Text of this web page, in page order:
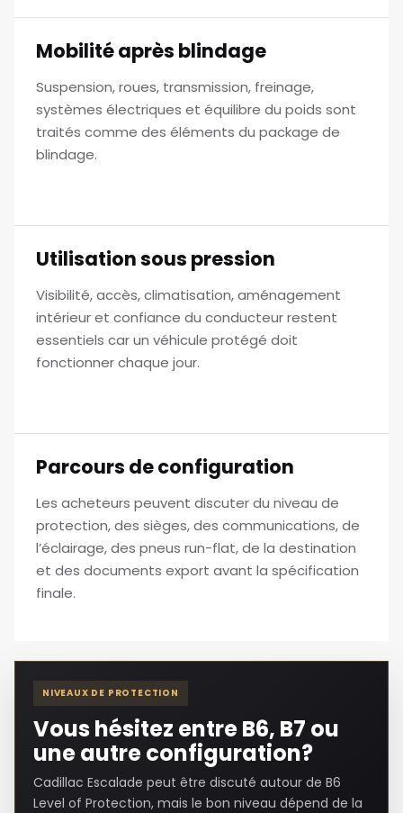
Mobilité après blindage
Suspension, roues, transmission, freinage,
systèmes électriques et équilibre du poids sont
traités comme des éléments du package de
blindage.
Utilisation sous pression
Visibilité, accès, climatisation, aménagement
intérieur et confiance du conducteur restent
essentiels car un véhicule protégé doit
fonctionner chaque jour.
Parcours de configuration
Les acheteurs peuvent discuter du niveau de
protection, des sièges, des communications, de
l’éclairage, des pneus run-flat, de la destination
et des documents export avant la spécification
finale.
NIVEAUX DE PROTECTION
Vous hésitez entre B6, B7 ou
une autre configuration?
Cadillac Escalade peut être discuté autour de B6
Level of Protection, mais le bon niveau dépend de la